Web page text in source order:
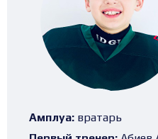
Амплуа: вратарь